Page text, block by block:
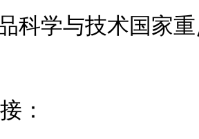
科学与技术国家
：